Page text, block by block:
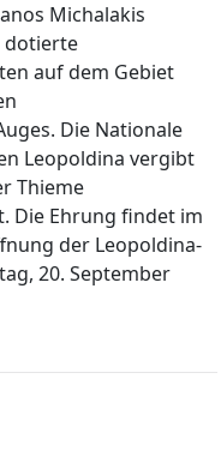
Michalakis
dotierte
auf dem Gebiet
Die Nationale
Leopoldina vergibt
Thieme
Die Ehrung findet im
der Leopoldina-
20. September